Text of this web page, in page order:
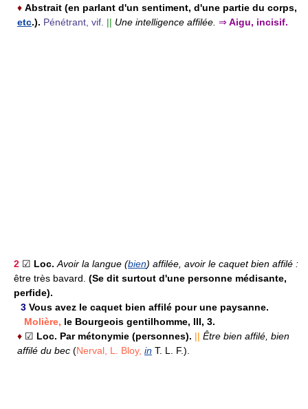
♦ Abstrait (en parlant d'un sentiment, d'une partie du corps,
etc.). Pénétrant, vif. || Une intelligence affilée. ⇒ Aigu, incisif.
2 ☑ Loc. Avoir la langue (bien) affilée, avoir le caquet bien affilé :
être très bavard. (Se dit surtout d'une personne médisante,
perfide).
3 Vous avez le caquet bien affilé pour une paysanne.
Molière, le Bourgeois gentilhomme, III, 3.
♦ ☑ Loc. Par métonymie (personnes). || Être bien affilé, bien
affilé du bec (Nerval, L. Bloy, in T. L. F.).